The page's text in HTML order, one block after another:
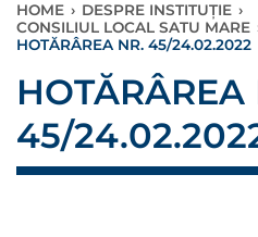
HOME › DESPRE INSTITUȚIE ›
CONSILIUL LOCAL SATU MARE
HOTĂRÂREA NR. 45/24.02.2022
HOTĂRÂREA
45/